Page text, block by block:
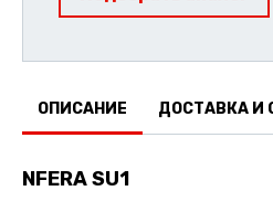
ОПИСАНИЕ ДОСТАВКА И
NFERA SU1